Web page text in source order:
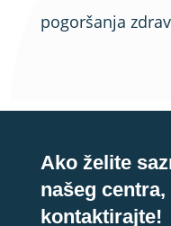
pogoršanja
Ako želite
našeg
kontaktirajte!